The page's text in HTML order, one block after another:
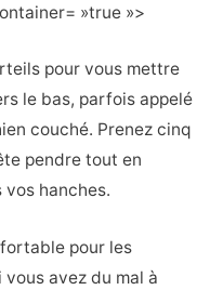
»true »>
pour vous mettre
le bas, parfois appelé
couché. Prenez cinq
pendre tout en
hanches.
pour les
avez du mal à